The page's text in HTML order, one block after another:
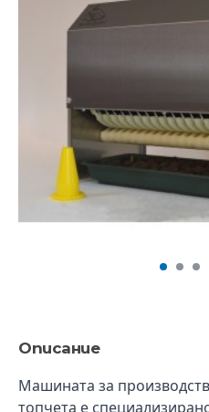
Описание
Машината за
топчета е